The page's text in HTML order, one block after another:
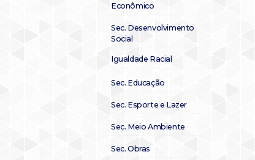
Econômico
Sec. Desenvolvimento
Social
Igualdade Racial
Sec. Educação
Sec. Esporte e Lazer
Sec. Meio Ambiente
Sec. Obras